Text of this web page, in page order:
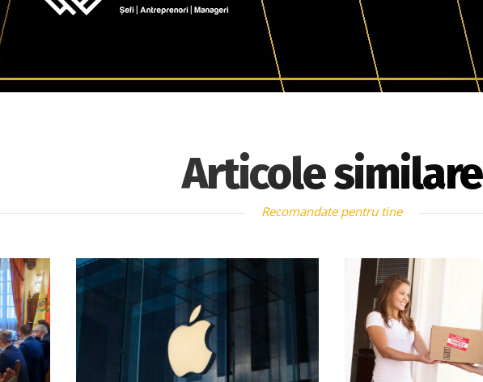
Articole similare
Recomandate pentru tine